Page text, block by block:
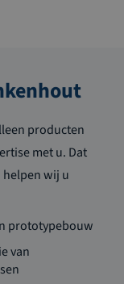
producten
met u. Dat
wij u
prototypebouw
van